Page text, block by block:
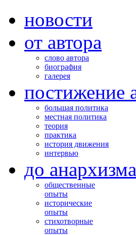
новости
от автора
слово автора
биография
галерея
постижение
большая политика
местная политика
теория
практика
история движения
интервью
до анархизма
общественные
опыты
исторические
опыты
стихотворные
опыты